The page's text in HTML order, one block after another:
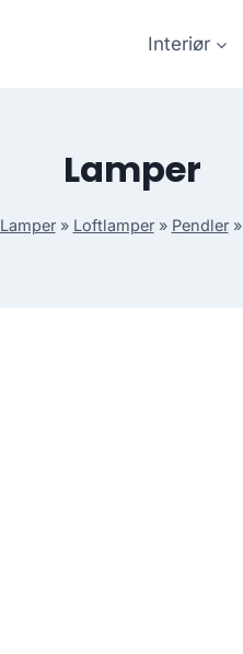
Interiør
Lamper
Lamper» Loftlamper» Pendler»